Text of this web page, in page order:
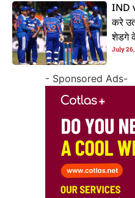
IND
करे
शेडगे
July
- Sponsored Ads-